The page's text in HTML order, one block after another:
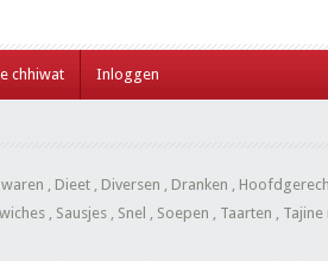
chhiwat Inloggen
, Dieet , Diversen , Dranken ,
, Sausjes , Snel , Soepen , Taarten , Tajine